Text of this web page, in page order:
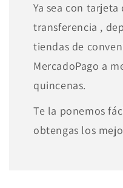
Ya sea con
transferencia ,
tiendas de
MercadoPago a
quincenas.
Te la ponemos
obtengas los